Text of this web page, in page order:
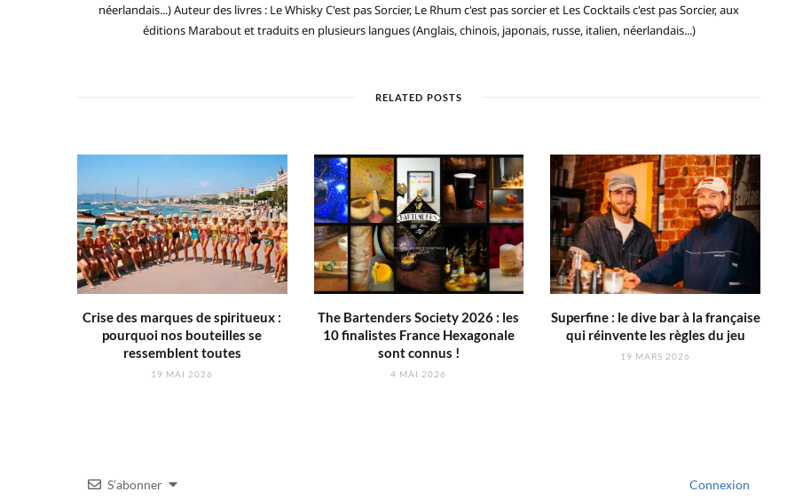
néerlandais...) Auteur des livres : Le Whisky C'est pas Sorcier, Le Rhum c'est pas sorcier et Les Cocktails c'est pas Sorcier, aux
éditions Marabout et traduits en plusieurs langues (Anglais, chinois, japonais, russe, italien, néerlandais...)
RELATED POSTS
Crise des marques de spiritueux :
pourquoi nos bouteilles se
ressemblent toutes
19 MAI 2026
The Bartenders Society 2026 : les
10 finalistes France Hexagonale
sont connus !
4 MAI 2026
Superfine : le dive bar à la française
qui réinvente les règles du jeu
19 MARS 2026
S’abonner Connexion